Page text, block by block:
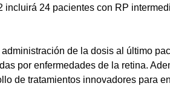
24 pacientes con RP
de la dosis al último
por enfermedades de la retina.
de tratamientos innovadores para